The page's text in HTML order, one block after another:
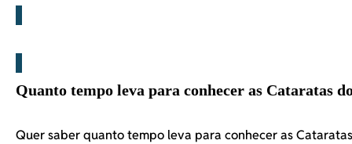
Quanto tempo leva para conhecer as Cataratas
Quer saber quanto tempo leva para conhecer as